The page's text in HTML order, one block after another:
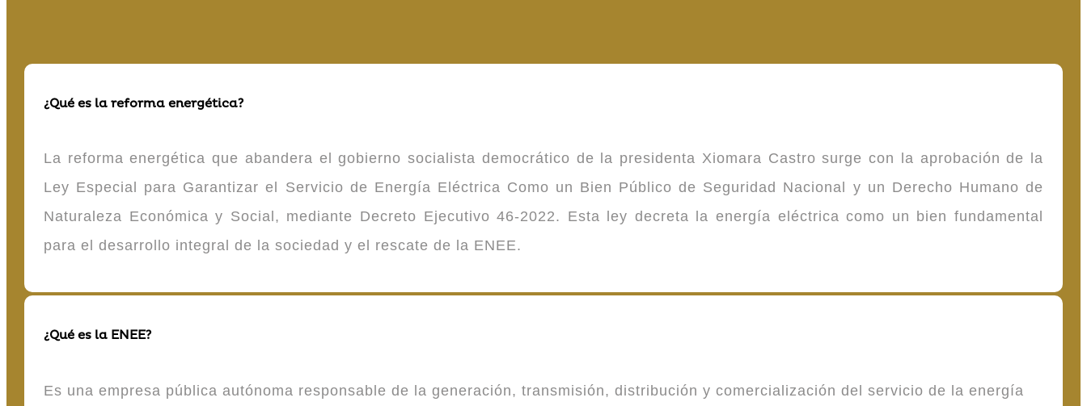
¿Qué es la reforma energética?
La reforma energética que abandera el gobierno socialista democrático de la presidenta Xiomara Castro surge con la aprobación de la
Ley Especial para Garantizar el Servicio de Energía Eléctrica Como un Bien Público de Seguridad Nacional y un Derecho Humano de
Naturaleza Económica y Social, mediante Decreto Ejecutivo 46-2022. Esta ley decreta la energía eléctrica como un bien fundamental
para el desarrollo integral de la sociedad y el rescate de la ENEE.
¿Qué es la ENEE?
Es una empresa pública autónoma responsable de la generación, transmisión, distribución y comercialización del servicio de la energía